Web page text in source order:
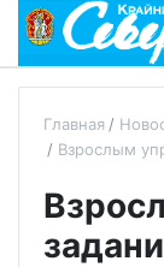
Главная
Взрослым